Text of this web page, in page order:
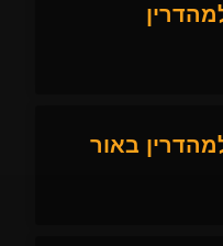
באור